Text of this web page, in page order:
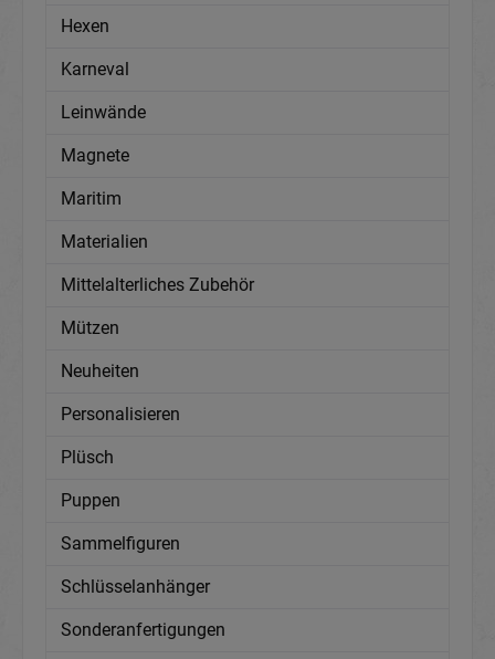
Hexen
Karneval
Leinwände
Magnete
Maritim
Materialien
Mittelalterliches Zubehör
Mützen
Neuheiten
Personalisieren
Plüsch
Puppen
Sammelfiguren
Schlüsselanhänger
Sonderanfertigungen